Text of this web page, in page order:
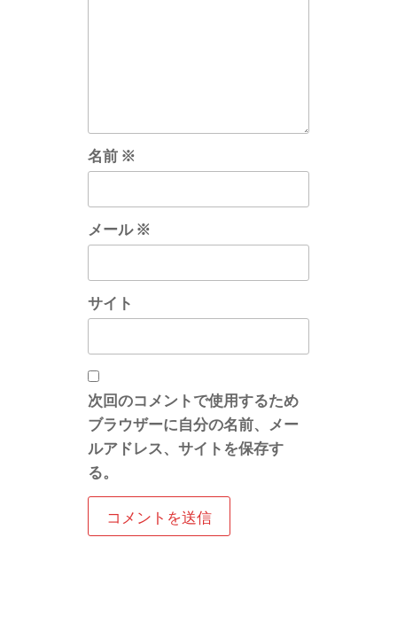
名前 ※
メール※
サイト
次回のコメントで使用するため
ブラウザーに自分の名前、メー
ルアドレス、サイトを保存す
る。